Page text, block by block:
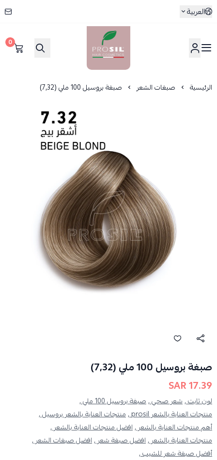
العربية
بروسيل
0
الرئيسية صبغات الشعر صبغة بروسيل 100 ملي (7,32)
صبغة بروسيل 100 ملي (7,32)
17.39 SAR
لون ثابت ,شعر صحي ,صبغة بروسيل 100 ملي ,
منتجات العناية بالشعر prosil ,
منتجات العناية بالشعر بروسيل ,
أهم منتجات العناية بالشعر ,افضل منتجات العناية بالشعر ,
منتجات العناية بالشعر ,افضل صبغة شعر ,افضل صبغات الشعر ,
أفضل صبغة شعر للشيب ,